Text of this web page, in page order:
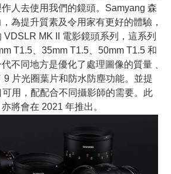
人去使用我們的鏡頭。Samyang 森
為提升質素及令用家有更好的體驗，
MK II 電影鏡頭系列，這系列
T1.5、35mm T1.5、50mm T1.5 和
不同地方是優化了處理圖像的質量﹑
9 片光圈葉片和防水防塵功能。並提
用，配配合不同攝影師的需要。此
將會在 2021 年推出。